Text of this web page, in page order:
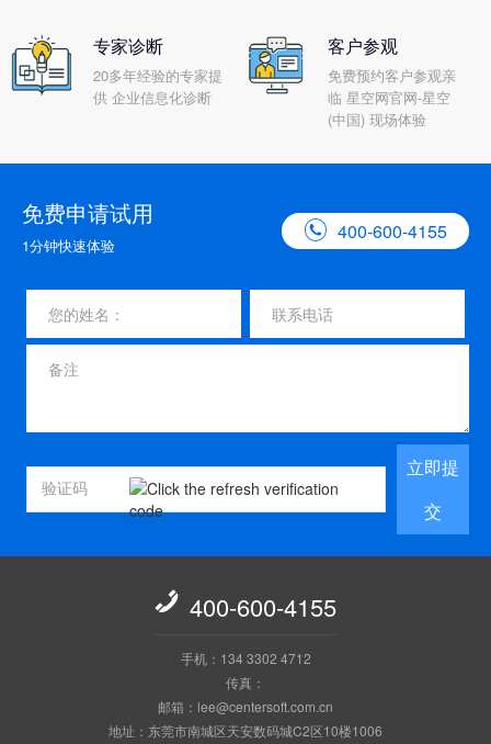
专家诊断
20多年经验的专家提
供 企业信息化诊断
客户参观
免费预约客户参观亲
临 星空网官网-星空
(中国) 现场体验
免费申请试用
1分钟快速体验
 400-600-4155
立即提
交
 400-600-4155
手机：134 3302 4712
传真：
邮箱：lee@centersoft.com.cn
地址：东莞市南城区天安数码城C2区10楼1006